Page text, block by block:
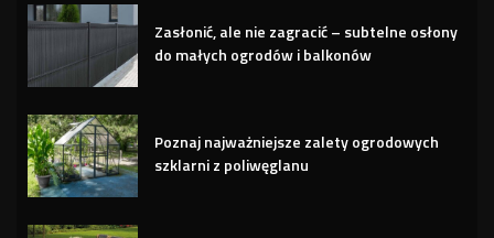
Zasłonić, ale nie zagracić – subtelne osłony
do małych ogrodów i balkonów
Poznaj najważniejsze zalety ogrodowych
szklarni z poliwęglanu